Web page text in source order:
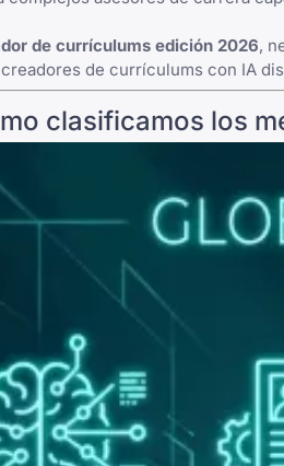
de currículums edición 2026,
de currículums con IA
clasificamos los